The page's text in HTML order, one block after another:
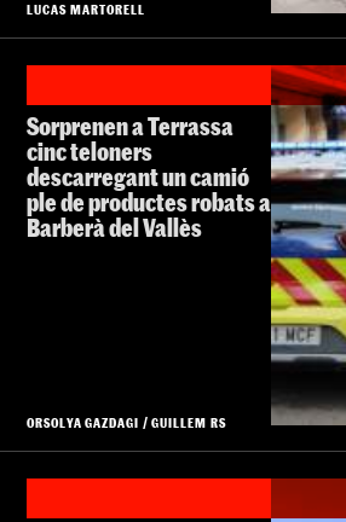
LUCAS MARTORELL
Sorprenen a Terrassa
cinc teloners
descarregant un camió
ple de productes robats a
Barberà del Vallès
ORSOLYA GAZDAGI / GUILLEM RS